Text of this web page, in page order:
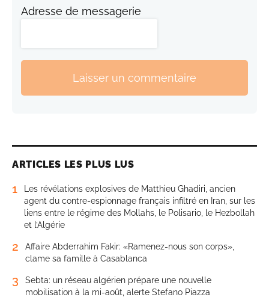
Adresse de messagerie
Laisser un commentaire
ARTICLES LES PLUS LUS
1
Les révélations explosives de Matthieu Ghadiri, ancien
agent du contre-espionnage français infiltré en Iran, sur les
liens entre le régime des Mollahs, le Polisario, le Hezbollah
et l’Algérie
2
Affaire Abderrahim Fakir: «Ramenez-nous son corps»,
clame sa famille à Casablanca
3
Sebta: un réseau algérien prépare une nouvelle
mobilisation à la mi-août, alerte Stefano Piazza